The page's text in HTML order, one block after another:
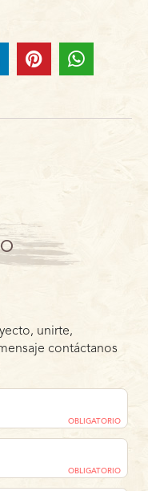
unirte,
contáctanos
OBLIGATORIO
OBLIGATORIO